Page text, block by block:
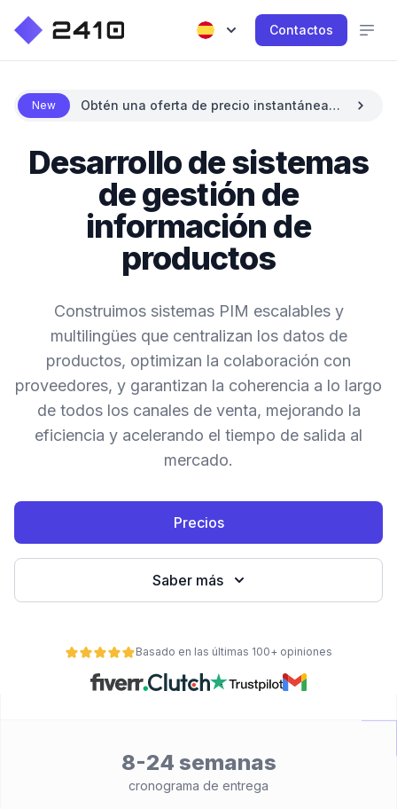
Contactos
New
Obtén una oferta de precio instantánea
Desarrollo de sistemas
de gestión de
información de
productos
Construimos sistemas PIM escalables y
multilingües que centralizan los datos de
productos, optimizan la colaboración con
proveedores, y garantizan la coherencia a lo largo
de todos los canales de venta, mejorando la
eficiencia y acelerando el tiempo de salida al
mercado.
Precios
Saber más
Basado en las últimas 100+ opiniones
8-24 semanas
cronograma de entrega